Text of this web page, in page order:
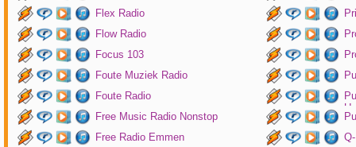
Flex Radio
Flow Radio
Focus 103
Foute Muziek Radio
Foute Radio
Free Music Radio Nonstop
Free Radio Emmen